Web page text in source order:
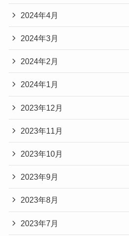
2024年4月
2024年3月
2024年2月
2024年1月
2023年12月
2023年11月
2023年10月
2023年9月
2023年8月
2023年7月